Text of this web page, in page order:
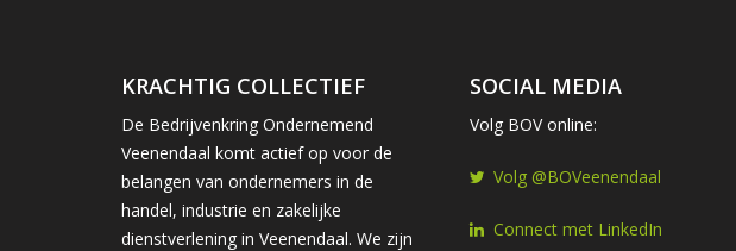
KRACHTIG COLLECTIEF
De Bedrijvenkring Ondernemend
Veenendaal komt actief op voor de
belangen van ondernemers in de
handel, industrie en zakelijke
dienstverlening in Veenendaal. We zijn
SOCIAL MEDIA
Volg BOV online:
Volg @BOVeenendaal
Connect met LinkedIn